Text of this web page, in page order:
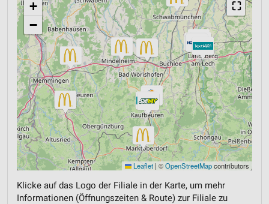
⛶
+
−
Leaflet | ©OpenStreetMapcontributors
Klicke auf das Logo der Filiale in der Karte, um mehr
Informationen (Öffnungszeiten & Route) zur Filiale zu